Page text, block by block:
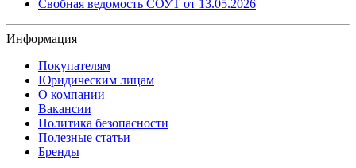
Свобная ведомость СОУТ от 13.05.2026
Информация
Покупателям
Юридическим лицам
О компании
Вакансии
Политика безопасности
Полезные статьи
Бренды